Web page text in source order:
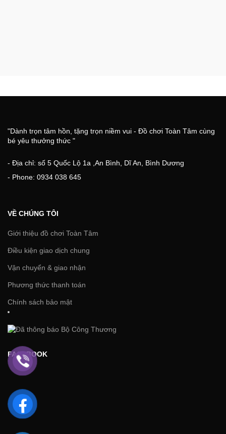
"Dành trọn tâm hồn, tặng trọn niềm vui - Đồ chơi Toàn Tâm cùng
bé yêu thưởng thức "
- Địa chỉ: số 5 Quốc Lộ 1a ,An Bình, Dĩ An, Bình Dương
- Phone: 0934 038 645
VỀ CHÚNG TÔI
Giới thiệu đồ chơi Toàn Tâm
Điều kiện giao dịch chung
Vận chuyển & giao nhận
Phương thức thanh toán
Chính sách bảo mật
FACEBOOK